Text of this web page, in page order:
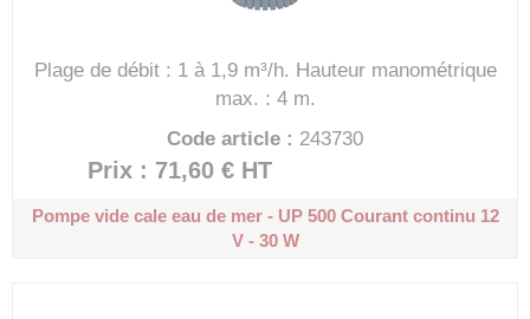
Plage de débit : 1 à 1,9 m³/h. Hauteur manométrique
max. : 4 m.
Code article : 243730
Prix : 71,60 € HT
Pompe vide cale eau de mer - UP 500Courant continu 12
V - 30 W